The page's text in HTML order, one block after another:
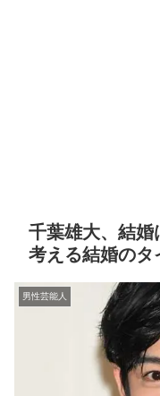
千葉雄大、結
考える結婚のタ
男性芸能人